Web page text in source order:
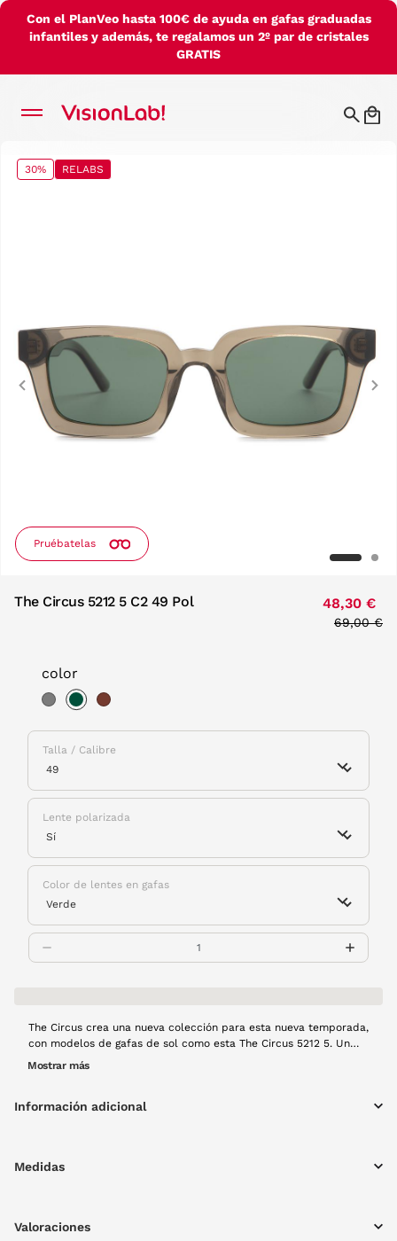
Con el PlanVeo hasta 100€ de ayuda en gafas graduadas
infantiles y además, te regalamos un 2º par de cristales
GRATIS
30% RELABS
Pruébatelas
Previous
The Circus 5212 5 C2 49 Pol 48,30 €
Price
69,00 €
color
Talla / Calibre
Lente polarizada
Color de lentes en gafas
The Circus crea una nueva colección para esta nueva temporada,
con modelos de gafas de sol como esta The Circus 5212 5. Un
modelo de estilo sencillo pero con ese toque moderno y actual
temporada. Además, el filtro polarizado hará que la visión sea
Mostrar más
Información adicional
Medidas
Valoraciones